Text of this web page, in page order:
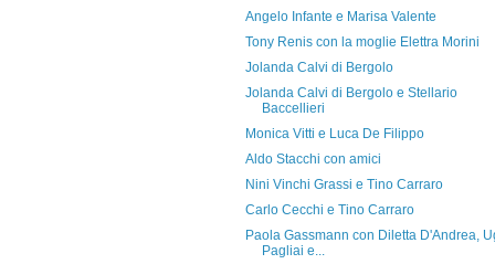
Angelo Infante e Marisa Valente
Tony Renis con la moglie Elettra Morini
Jolanda Calvi di Bergolo
Jolanda Calvi di Bergolo e Stellario
Baccellieri
Monica Vitti e Luca De Filippo
Aldo Stacchi con amici
Nini Vinchi Grassi e Tino Carraro
Carlo Cecchi e Tino Carraro
Paola Gassmann con Diletta D'Andrea,
Pagliai e...